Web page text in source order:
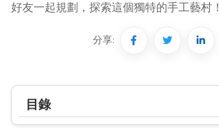
好友一起規劃，探索這個獨特的手工藝村！
分享:
目錄